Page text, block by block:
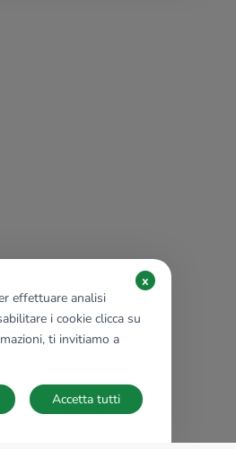
effettuare analisi
i cookie clicca su
ti invitiamo a
x
Accetta tutti